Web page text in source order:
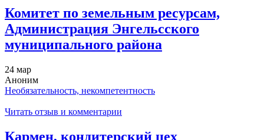
Комитет по земельным ресурсам,
Администрация Энгельсского
муниципального района
24 мар
Аноним
Необязательность, некомпетентность
Читать отзыв и комментарии
Кармен, кондитерский цех